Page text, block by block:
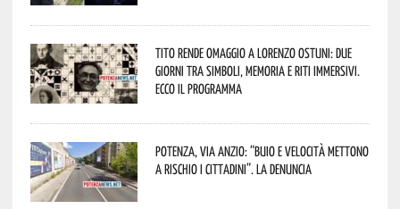
Tito rende omaggio a Lorenzo Ostuni: due
giorni tra simboli, memoria e riti immersivi.
Ecco il programma
Potenza, Via Anzio: “Buio e velocità mettono
a rischio i cittadini”. La denuncia